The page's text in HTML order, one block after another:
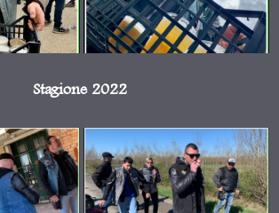
Stagione 2022